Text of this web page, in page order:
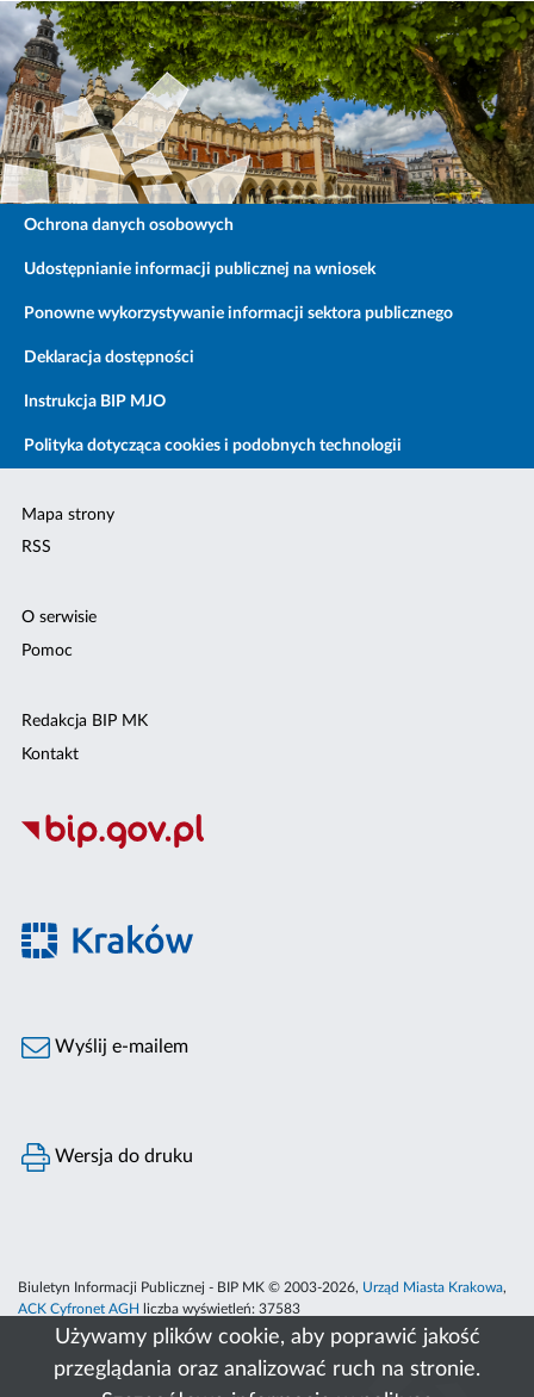
Używamy plików cookie, aby poprawić jakość
przeglądania oraz analizować ruch na stronie.
Ochrona danych osobowych
Udostępnianie informacji publicznej na wniosek
Ponowne wykorzystywanie informacji sektora publicznego
Deklaracja dostępności
Instrukcja BIP MJO
Polityka dotycząca cookies i podobnych technologii
Mapa strony
RSS
O serwisie
Pomoc
Redakcja BIP MK
Kontakt
Wyślij e-mailem
Wersja do druku
Biuletyn Informacji Publicznej - BIP MK © 2003-2026, Urząd Miasta Krakowa,
ACK Cyfronet AGH liczba wyświetleń: 37583